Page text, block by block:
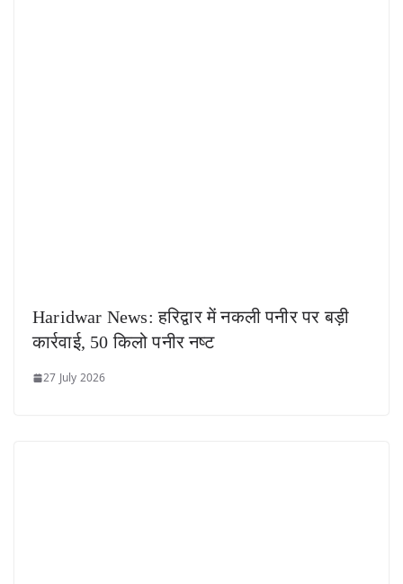
Haridwar News: हरिद्वार में नकली पनीर पर बड़ी
कार्रवाई, 50 किलो पनीर नष्ट
27 July 2026